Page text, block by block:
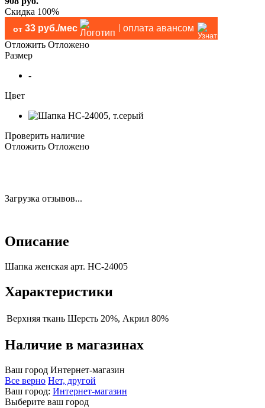
Скидка 100%
от 33 руб./мес
оплата авансом
Отложить Отложено
Размер
-
Цвет
Проверить наличие
Отложить Отложено
Загрузка отзывов...
Описание
Шапка женская арт. HC-24005
Характеристики
Верхняя ткань Шерсть 20%, Акрил 80%
Наличие в магазинах
Ваш город Интернет-магазин
Все верно Нет, другой
Ваш город: Интернет-магазин
Выберите ваш город